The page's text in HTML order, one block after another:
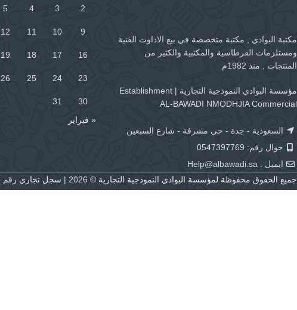
مكتبة البوادي , مكتبة متخصصة في بيع الاداوت الفنية
ومستلزمات القرطاسية والمكتبية والكثير من
المنتجات , منذ 1982م
مؤسسة البوادي النموذجية التجارية | Establishment
AL-BAWADI NMODHJIA Commercial
السعودية - جدة - حي مشرفة - شارع السبعين
جوال رقم: 0547397769
ايميل : Help@albawadi.sa
2
3
4
5
9
10
11
12
16
17
18
19
23
24
25
26
30
31
« فبراير
جميع الحقوق محفوظة لمؤسسة البوادي النموذجية التجارية © 2026 | سجل تجاري رقم 4030035014